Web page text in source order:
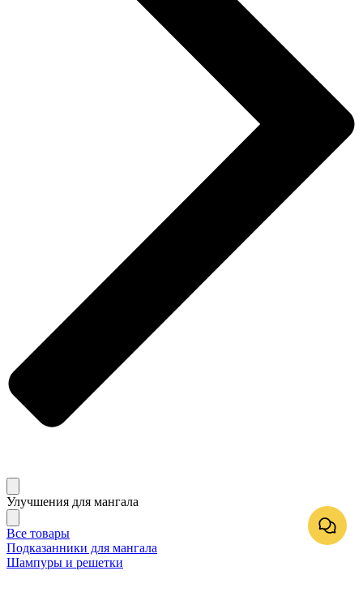
Улучшения для мангала
Все товары
Подказанники для мангала
Шампуры и решетки